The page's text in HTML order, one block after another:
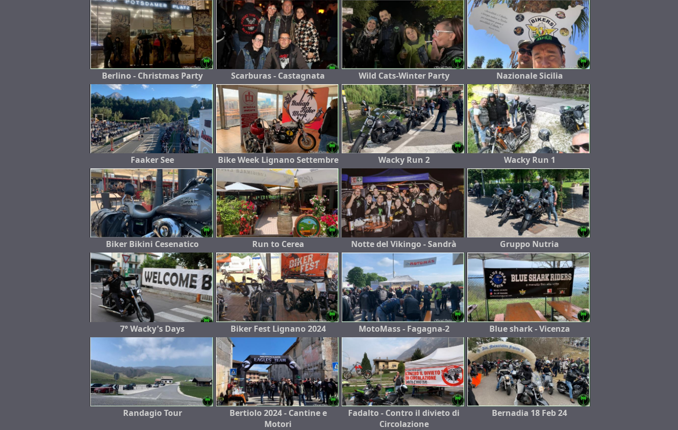
Berlino - Christmas Party Scarburas - Castagnata Wild Cats-Winter Party Nazionale Sicilia
Faaker See Bike Week Lignano Settembre Wacky Run 2 Wacky Run 1
Biker Bikini Cesenatico Run to Cerea Notte del Vikingo - Sandrà Gruppo Nutria
7° Wacky's Days Biker Fest Lignano 2024 MotoMass - Fagagna-2 Blue shark - Vicenza
Randagio Tour
Bertiolo 2024 - Cantine e
Motori
Fadalto - Contro il divieto di
Circolazione
Bernadia 18 Feb 24